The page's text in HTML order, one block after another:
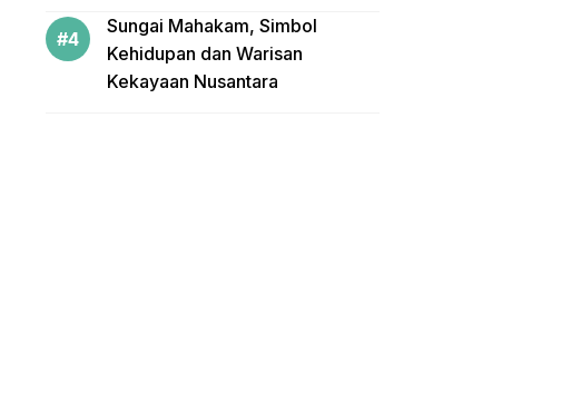
Sungai Mahakam, Simbol
Kehidupan dan Warisan
Kekayaan Nusantara